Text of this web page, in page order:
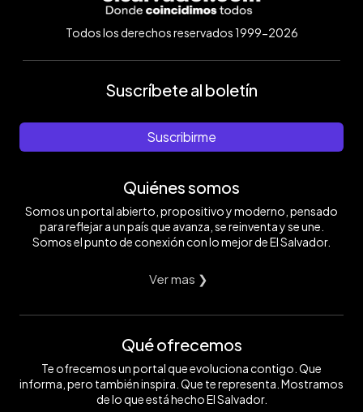
Todos los derechos reservados 1999-2026
Suscríbete al boletín
Suscribirme
Quiénes somos
Somos un portal abierto, propositivo y moderno, pensado
para reflejar a un país que avanza, se reinventa y se une.
Somos el punto de conexión con lo mejor de El Salvador.
Ver mas ❯
Qué ofrecemos
Te ofrecemos un portal que evoluciona contigo. Que
informa, pero también inspira. Que te representa. Mostramos
de lo que está hecho El Salvador.